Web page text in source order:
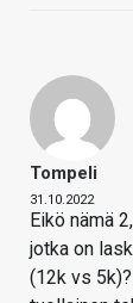
Tompeli
31.10.2022
Eikö nämä
jotka on
(12k vs